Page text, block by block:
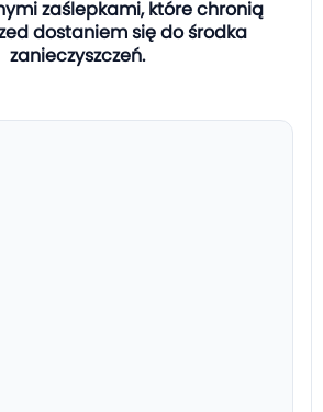
zaślepkami, które chronią
dostaniem się do środka
zanieczyszczeń.